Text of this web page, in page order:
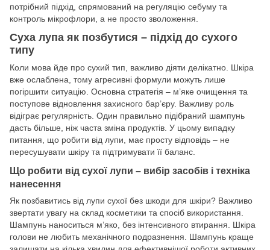
потрібний підхід, спрямований на регуляцію себуму та
контроль мікрофлори, а не просто зволоження.
Суха лупа як позбутися – підхід до сухого
типу
Коли мова йде про сухий тип, важливо діяти делікатно. Шкіра
вже ослаблена, тому агресивні формули можуть лише
погіршити ситуацію. Основна стратегія – м’яке очищення та
поступове відновлення захисного бар’єру. Важливу роль
відіграє регулярність. Один правильно підібраний шампунь
дасть більше, ніж часта зміна продуктів. У цьому випадку
питання, що робити від лупи, має просту відповідь – не
пересушувати шкіру та підтримувати її баланс.
Що робити від сухої лупи – вибір засобів і техніка
нанесення
Як позбавитись від лупи сухої без шкоди для шкіри? Важливо
звертати увагу на склад косметики та спосіб використання.
Шампунь наноситься м’яко, без інтенсивного втирання. Шкіра
голови не любить механічного подразнення. Шампунь краще